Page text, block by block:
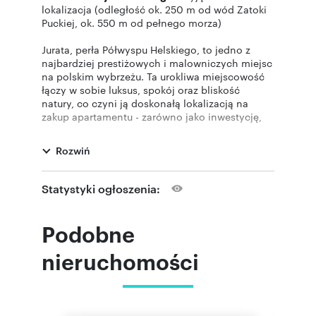
lokalizacja (odległość ok. 250 m od wód Zatoki
Puckiej, ok. 550 m od pełnego morza)
Jurata, perła Półwyspu Helskiego, to jedno z
najbardziej prestiżowych i malowniczych miejsc
na polskim wybrzeżu. Ta urokliwa miejscowość
łączy w sobie luksus, spokój oraz bliskość
natury, co czyni ją doskonałą lokalizacją na
zakup apartamentu - zarówno jako inwestycję,
Atrakcyjny 3-pokojowy lokal mieszkalny do
remontu.
Powierzchnia lokalu 62 m²
wysoki parter w kamienicy z 1957 roku
pokoju dziennego o pow. 15,7 m², oddzielnej
kuchni z oknem o pow. 9,2 m², dwóch sypialni o
pow. 15,8 m² oraz 11,8 m², łazienki o pow. ok.
3 m² (wyposażonej w wannę) oraz przedpokoju
Rozwiń
Statystyki ogłoszenia:
Podobne
nieruchomości